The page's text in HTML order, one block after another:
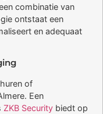
combinatie van
ontstaat een
en adequaat
of
Een
ZKB Security biedt op